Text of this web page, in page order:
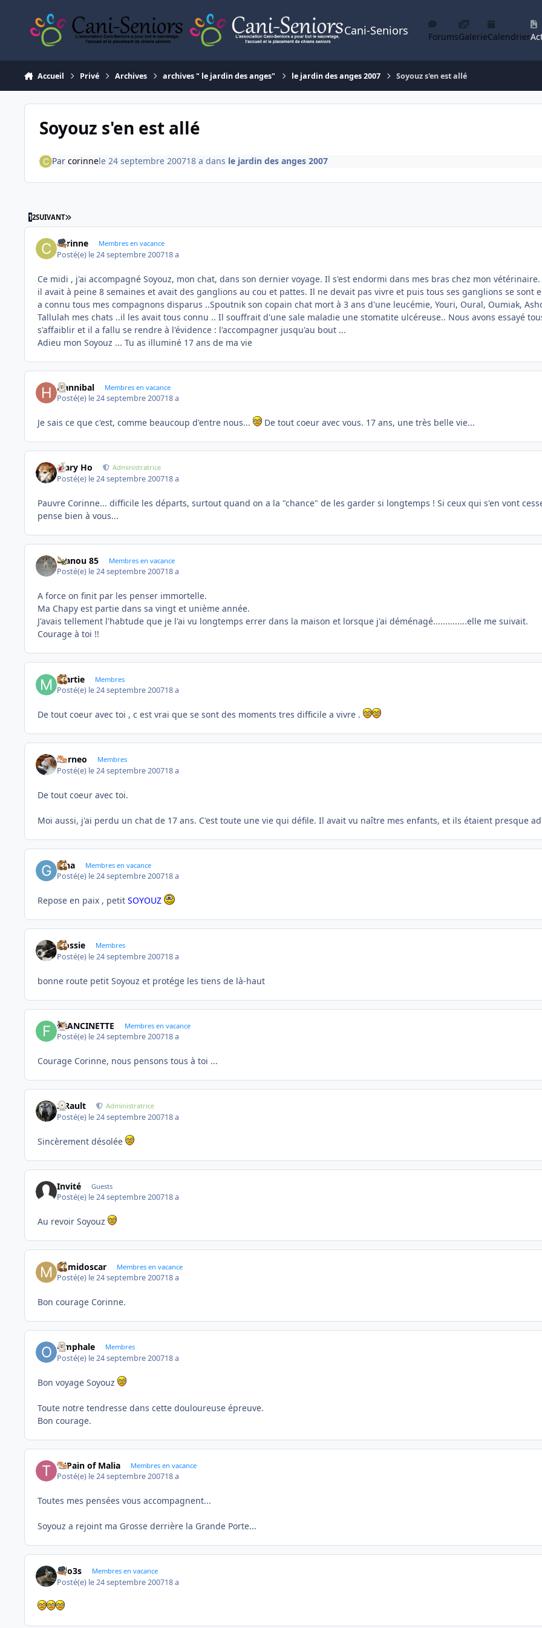
Cani-Seniors ForumsGalerieCalendrier
Accueil Privé Archives archives " le jardin des anges" le jardin des anges 2007 Soyouz s'en est allé
Soyouz s'en est allé
Par corinnele 24 septembre 200718 a dans le jardin des anges 2007
12SUIVANT DERNIÈRE PAGE
corinne Membres en vacance
Posté(e) le 24 septembre 200718 a
Ce midi , j'ai accompagné Soyouz, mon chat, dans son dernier voyage. Il s'est endormi dans mes bras chez mon
il avait à peine 8 semaines et avait des ganglions au cou et pattes. Il ne devait pas vivre et puis tous ses ganglions se sont
a connu tous mes compagnons disparus ..Spoutnik son copain chat mort à 3 ans d'une leucémie, Youri, Oural, Oumiak,
Tallulah mes chats ..il les avait tous connu .. Il souffrait d'une sale maladie une stomatite ulcéreuse.. Nous avons essayé
s'affaiblir et il a fallu se rendre à l'évidence : l'accompagner jusqu'au bout ...
Adieu mon Soyouz ... Tu as illuminé 17 ans de ma vie
Hannibal Membres en vacance
Posté(e) le 24 septembre 200718 a
Je sais ce que c'est, comme beaucoup d'entre nous... De tout coeur avec vous. 17 ans, une très belle vie...
Mary Ho Administratrice
Posté(e) le 24 septembre 200718 a
Pauvre Corinne... difficile les départs, surtout quand on a la "chance" de les garder si longtemps ! Si ceux qui s'en vont
pense bien à vous...
manou 85 Membres en vacance
Posté(e) le 24 septembre 200718 a
A force on finit par les penser immortelle.
Ma Chapy est partie dans sa vingt et unième année.
J'avais tellement l'habtude que je l'ai vu longtemps errer dans la maison et lorsque j'ai déménagé..............elle me suivait.
Courage à toi !!
martie Membres
Posté(e) le 24 septembre 200718 a
De tout coeur avec toi , c est vrai que se sont des moments tres difficile a vivre .
borneo Membres
Posté(e) le 24 septembre 200718 a
De tout coeur avec toi.
Moi aussi, j'ai perdu un chat de 17 ans. C'est toute une vie qui défile. Il avait vu naître mes enfants, et ils étaient presque
gina Membres en vacance
Posté(e) le 24 septembre 200718 a
Repose en paix , petit SOYOUZ
Flossie Membres
Posté(e) le 24 septembre 200718 a
bonne route petit Soyouz et protége les tiens de là-haut
FRANCINETTE Membres en vacance
Posté(e) le 24 septembre 200718 a
Courage Corinne, nous pensons tous à toi ...
S.Rault Administratrice
Posté(e) le 24 septembre 200718 a
Sincèrement désolée
Invité Guests
Posté(e) le 24 septembre 200718 a
Au revoir Soyouz
mimidoscar Membres en vacance
Posté(e) le 24 septembre 200718 a
Bon courage Corinne.
Omphale Membres
Posté(e) le 24 septembre 200718 a
Bon voyage Soyouz
Toute notre tendresse dans cette douloureuse épreuve.
Bon courage.
Ti'Pain of Malia Membres en vacance
Posté(e) le 24 septembre 200718 a
Toutes mes pensées vous accompagnent...
Soyouz a rejoint ma Grosse derrière la Grande Porte...
lolo3s Membres en vacance
Posté(e) le 24 septembre 200718 a